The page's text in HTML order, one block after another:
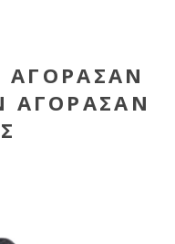
ΑΓΌΡΑΣΑΝ
ΑΓΌΡΑΣΑΝ